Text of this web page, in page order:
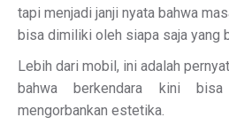
tapi menjadi janji nyata bahwa
bisa dimiliki oleh siapa saja yang
Lebih dari mobil, ini adalah
bahwa berkendara kini
mengorbankan estetika.